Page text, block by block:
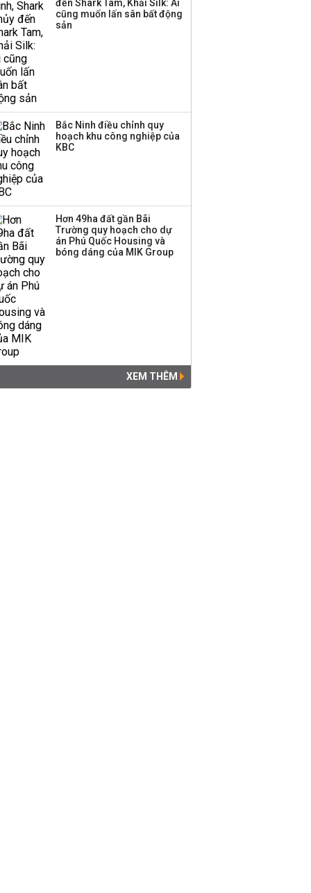
đến Shark Tam, Khải Silk: Ai
cũng muốn lấn sân bất động
sản
Bắc Ninh điều chỉnh quy
hoạch khu công nghiệp của
KBC
Hơn 49ha đất gần Bãi
Trường quy hoạch cho dự
án Phú Quốc Housing và
bóng dáng của MIK Group
XEM THÊM